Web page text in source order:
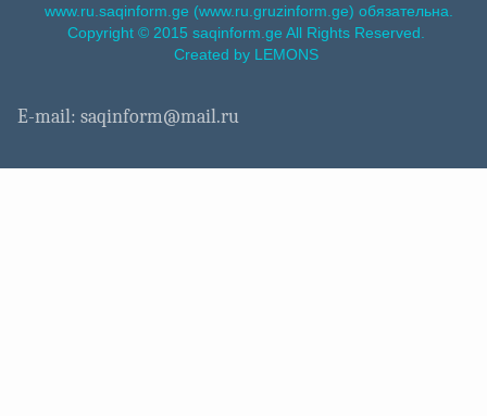
www.ru.saqinform.ge (www.ru.gruzinform.ge) обязательна.
Copyright © 2015 saqinform.ge All Rights Reserved.
Created by LEMONS
E-mail: saqinform@mail.ru